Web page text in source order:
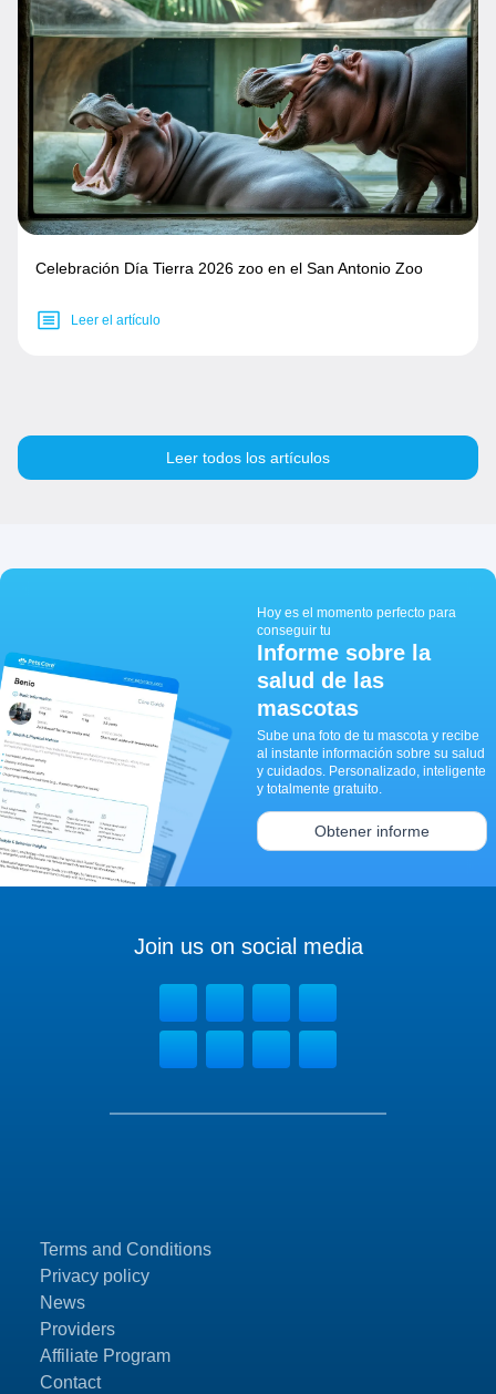
Celebración Día Tierra 2026 zoo en el San Antonio Zoo
Leer el artículo
Leer todos los artículos
Hoy es el momento perfecto para
conseguir tu
Informe sobre la
salud de las
mascotas
Sube una foto de tu mascota y recibe
al instante información sobre su salud
y cuidados. Personalizado, inteligente
y totalmente gratuito.
Obtener informe
Terms and Conditions
Privacy policy
News
Providers
Affiliate Program
Contact
Join us on social media